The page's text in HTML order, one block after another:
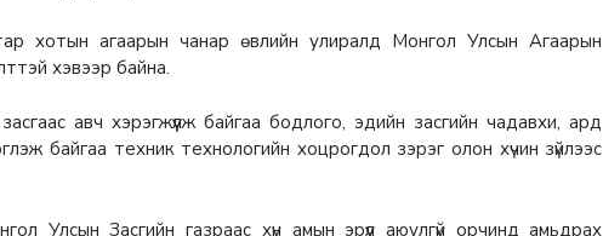
хотын агаарын чанар өвлийн улиралд Монгол Улсын Агаарын
хэвээр байна.
авч хэрэгжүүлж байгаа бодлого, эдийн засгийн чадавхи, ард
байгаа техник технологийн хоцрогдол зэрэг олон хүчин зүйлээс
Улсын Засгийн газраас хүн амын эрүүл аюулгүй орчинд амьдрах